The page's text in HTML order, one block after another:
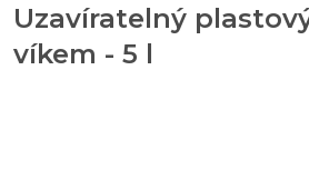
Uzavíratelný
víkem - 5 l